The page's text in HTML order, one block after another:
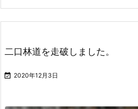
二口林道を走破しました。
 2020年12月3日